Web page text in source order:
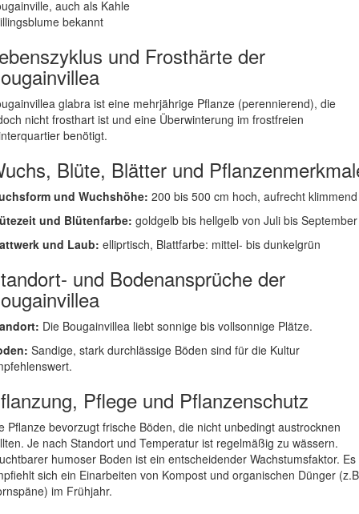
auch als Kahle
bekannt
und Frosthärte der
glabra ist eine mehrjährige Pflanze (perennierend), die
nicht frosthart ist und eine Überwinterung im frostfreien
benötigt.
Blüte, Blätter und
und Wuchshöhe: 200 bis 500 cm hoch, aufrecht klimmend
und Blütenfarbe: goldgelb bis hellgelb von Juli bis September
und Laub: elliprtisch, Blattfarbe: mittel- bis dunkelgrün
und Bodenansprüche der
Die Bougainvillea liebt sonnige bis vollsonnige Plätze.
Sandige, stark durchlässige Böden sind für die Kultur
Pflege und Pflanzenschutz
Pflanze bevorzugt frische Böden, die nicht unbedingt austrocknen
Je nach Standort und Temperatur ist regelmäßig zu wässern.
humoser Boden ist ein entscheidender Wachstumsfaktor. Es
sich ein Einarbeiten von Kompost und organischen Dünger
im Frühjahr.